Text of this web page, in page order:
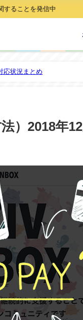
することを発信中
応状況まとめ
）2018年